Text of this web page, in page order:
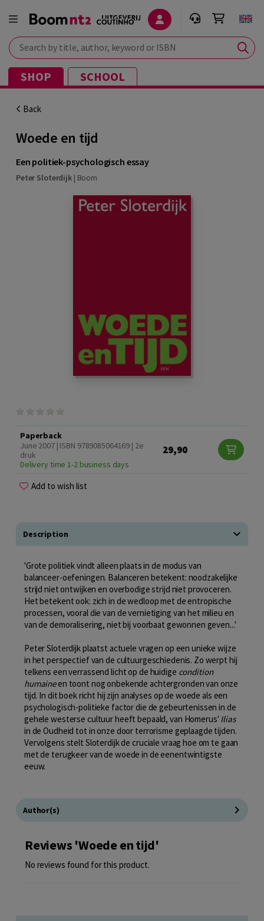
Search by title, author, keyword or ISBN
SHOP SCHOOL
Back
Woede en tijd
Een politiek-psychologisch essay
Peter Sloterdijk| Boom
Paperback
June 2007 | ISBN 9789085064169 | 2e
druk
Delivery time 1-2 business days
29,90
Add to wish list
Description
'Grote politiek vindt alleen plaats in de modus van
balanceer-oefeningen. Balanceren betekent: noodzakelijke
strijd niet ontwijken en overbodige strijd niet provoceren.
Het betekent ook: zich in de wedloop met de entropische
processen, vooral die van de vernietiging van het milieu en
van de demoralisering, niet bij voorbaat gewonnen geven...'
Peter Sloterdijk plaatst actuele vragen op een unieke wijze
in het perspectief van de cultuurgeschiedenis. Zo werpt hij
telkens een verrassend licht op de huidige condition
humaineen toont nog onbekende achtergronden van onze
tijd. In dit boek richt hij zijn analyses op de woede als een
psychologisch-politieke factor die de gebeurtenissen in de
gehele westerse cultuur heeft bepaald, van Homerus' Ilias
in de Oudheid tot in onze door terrorisme geplaagde tijden.
Vervolgens stelt Sloterdijk de cruciale vraag hoe om te gaan
met de terugkeer van de woede in de eenentwintigste
eeuw.
Author(s)
Reviews 'Woede en tijd'
No reviews found for this product.